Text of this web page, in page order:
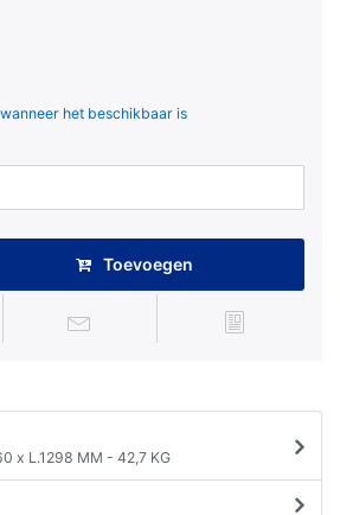
het beschikbaar is
Toevoegen
x L.1298 MM - 42,7 KG